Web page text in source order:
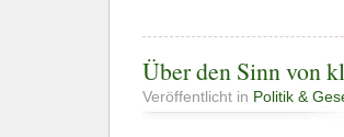
Über den Sinn von
Veröffentlicht in Politik &